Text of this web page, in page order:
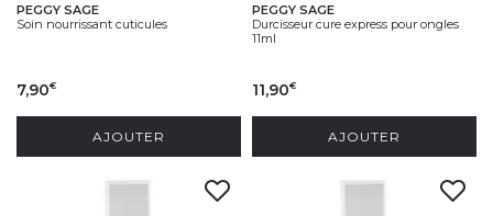
PEGGY SAGE
Soin nourrissant cuticules
7,90€
AJOUTER
PEGGY SAGE
Durcisseur cure express pour ongles
11ml
11,90€
AJOUTER